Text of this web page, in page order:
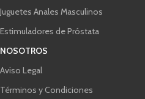
Juguetes Anales Masculinos
Estimuladores de Próstata
NOSOTROS
Aviso Legal
Términos y Condiciones